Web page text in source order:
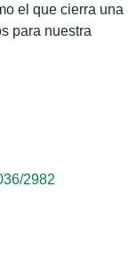
el que cierra una
para nuestra
2982